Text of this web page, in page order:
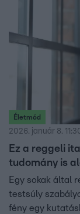
Életmód
2026. január 8.
Ez a reggeli
tudomány is
Egy sokak által
testsúly
fény egy